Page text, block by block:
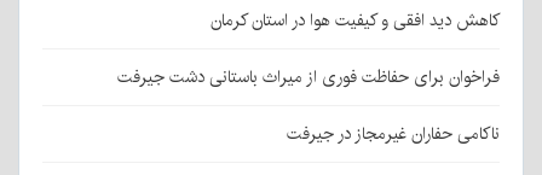
کاهش دید افقی و کیفیت هوا در استان کرمان
فراخوان برای حفاظت فوری از میراث باستانی دشت جیرفت
ناکامی حفاران غیرمجاز در جیرفت